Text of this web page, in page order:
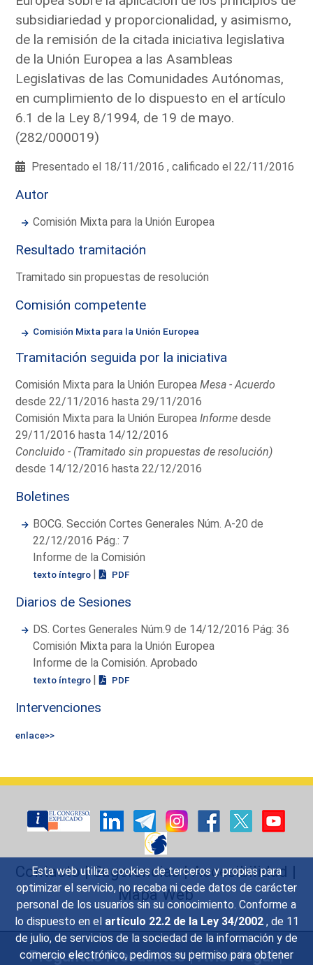
Esta web utiliza cookies de terceros y propias para
optimizar el servicio, no recaba ni cede datos de carácter
personal de los usuarios sin su conocimiento. Conforme a
lo dispuesto en el artículo 22.2 de la Ley 34/2002 , de 11
de julio, de servicios de la sociedad de la información y de
comercio electrónico, pedimos su permiso para obtener
subsidiariedad y proporcionalidad, y asimismo,
de la remisión de la citada iniciativa legislativa
de la Unión Europea a las Asambleas
Legislativas de las Comunidades Autónomas,
en cumplimiento de lo dispuesto en el artículo
6.1 de la Ley 8/1994, de 19 de mayo.
(282/000019)
Presentado el 18/11/2016 , calificado el 22/11/2016
Autor
Comisión Mixta para la Unión Europea
Resultado tramitación
Tramitado sin propuestas de resolución
Comisión competente
Comisión Mixta para la Unión Europea
Tramitación seguida por la iniciativa
Comisión Mixta para la Unión EuropeaMesa - Acuerdo
desde 22/11/2016 hasta 29/11/2016
Comisión Mixta para la Unión EuropeaInforme desde
29/11/2016 hasta 14/12/2016
Concluido - (Tramitado sin propuestas de resolución)
desde 14/12/2016 hasta 22/12/2016
Boletines
BOCG. Sección Cortes Generales Núm. A-20 de
22/12/2016 Pág.: 7
Informe de la Comisión
texto íntegro | PDF
Diarios de Sesiones
DS. Cortes Generales Núm.9 de 14/12/2016 Pág: 36
Comisión Mixta para la Unión Europea
Informe de la Comisión. Aprobado
texto íntegro | PDF
Intervenciones
enlace>>
Contacto|Sugerencias|Accesibilidad |
Mapa Web
Preguntas Frecuentes|Aviso legal|